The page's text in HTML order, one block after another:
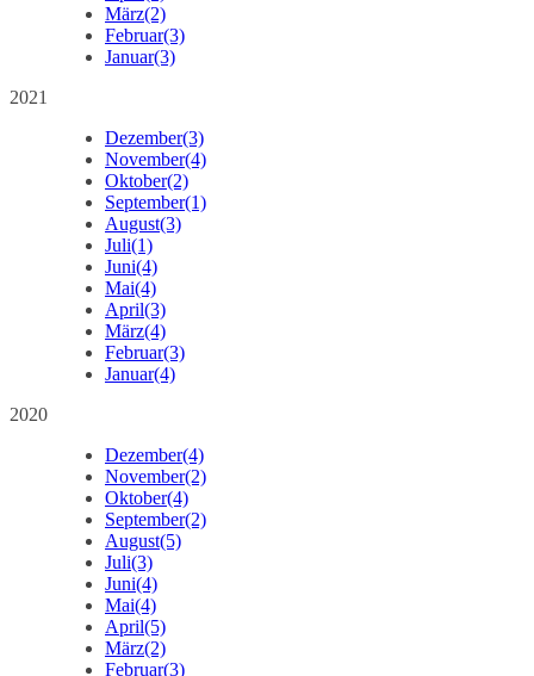
März(2)
Februar(3)
Januar(3)
2021
Dezember(3)
November(4)
Oktober(2)
September(1)
August(3)
Juli(1)
Juni(4)
Mai(4)
April(3)
März(4)
Februar(3)
Januar(4)
2020
Dezember(4)
November(2)
Oktober(4)
September(2)
August(5)
Juli(3)
Juni(4)
Mai(4)
April(5)
März(2)
Februar(3)